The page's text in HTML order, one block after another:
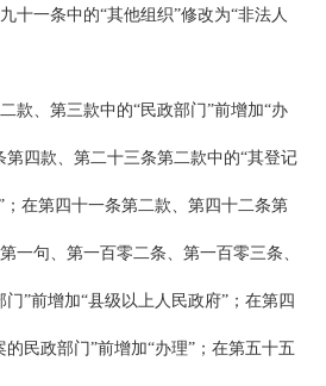
十一条中的“其他组织”修改为“非法人
款、第三款中的“民政部门”前增加“办
第四款、第二十三条第二款中的“其登记
；在第四十一条第二款、第四十二条第
一句、第一百零二条、第一百零三条、
”前增加“县级以上人民政府”；在第四
民政部门”前增加“办理”；在第五十五